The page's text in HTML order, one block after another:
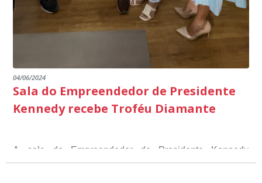
04/06/2024
Sala do Empreendedor de Presidente
Kennedy recebe Troféu Diamante
A sala do Empreendedor de Presidente Kennedy
recebeu o Selo Sebrae de Referência em atendimento, o